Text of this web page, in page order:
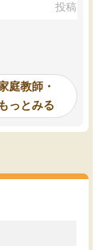
、当初は模試でD判定
室が毎日使えていつ
のが心強かったよう
す。
投稿日：
庭教師・
っとみる